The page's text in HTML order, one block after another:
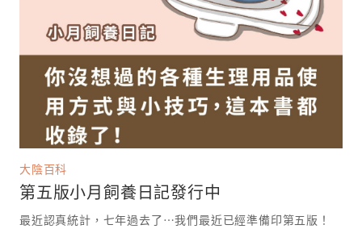
大陰百科
第五版小月飼養日記發行中
最近認真統計，七年過去了⋯我們最近已經準備印第五版！